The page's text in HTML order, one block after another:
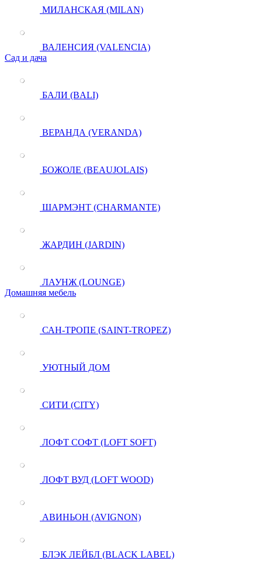
МИЛАНСКАЯ (MILAN)
ВАЛЕНСИЯ (VALENCIA)
Сад и дача
БАЛИ (BALI)
ВЕРАНДА (VERANDA)
БОЖОЛЕ (BEAUJOLAIS)
ШАРМЭНТ (CHARMANTE)
ЖАРДИН (JARDIN)
ЛАУНЖ (LOUNGE)
Домашняя мебель
САН-ТРОПЕ (SAINT-TROPEZ)
УЮТНЫЙ ДОМ
СИТИ (CITY)
ЛОФТ СОФТ (LOFT SOFT)
ЛОФТ ВУД (LOFT WOOD)
АВИНЬОН (AVIGNON)
БЛЭК ЛЕЙБЛ (BLACK LABEL)